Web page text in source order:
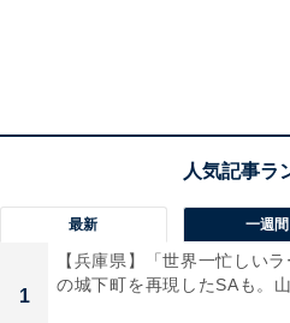
最新 一週間
1
【兵庫県】「世界一忙しい
の城下町を再現したSAも。